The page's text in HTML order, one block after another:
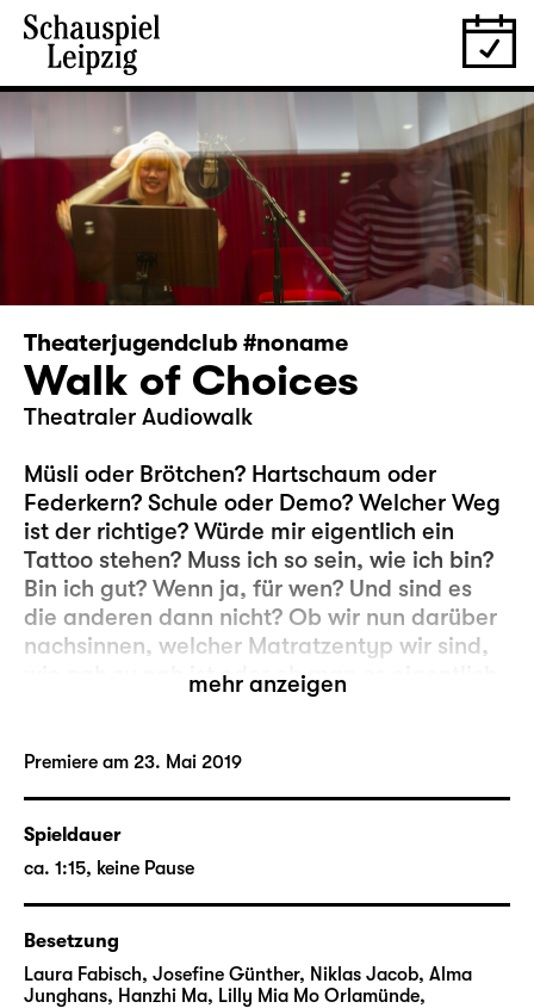
Theaterjugendclub #noname
Walk of Choices
Theatraler Audiowalk
Müsli oder Brötchen? Hartschaum oder
Federkern? Schule oder Demo? Welcher Weg
ist der richtige? Würde mir eigentlich ein
Tattoo stehen? Muss ich so sein, wie ich bin?
Bin ich gut? Wenn ja, für wen? Und sind es
die anderen dann nicht? Ob wir nun darüber
nachsinnen, welcher Matratzentyp wir sind,
wie nah zu nah ist oder ob man es eigentlich
noch verantworten kann zu fliegen — die
gegen etwas zu entscheiden, ist überall.
den Schlaf und lassen uns alles in Frage
stellen. Nebensächliches bekommt eine
überdimensionale Bedeutung und ein Sich-
gerade nicht-entscheiden-Können führt vom
Hundertsten ins Tausendste.
mehr anzeigen
Premiere am 23. Mai 2019
Spieldauer
ca. 1:15, keine Pause
Besetzung
Laura Fabisch, Josefine Günther, Niklas Jacob, Alma
Junghans, Hanzhi Ma, Lilly Mia Mo Orlamünde,